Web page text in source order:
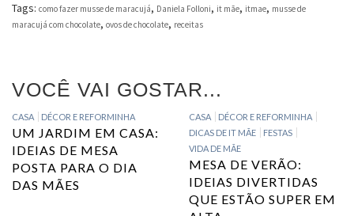
Tags: como fazer musse de maracujá, Daniela Folloni, it mãe, itmae, musse de
maracujá com chocolate, ovos de chocolate, receitas
VOCÊ VAI GOSTAR...
CASA DÉCOR E REFORMINHA
UM JARDIM EM CASA:
IDEIAS DE MESA
POSTA PARA O DIA
DAS MÃES
CASA
DÉCOR E REFORMINHA
DICAS DE IT MÃE
FESTAS
VIDA DE MÃE
MESA DE VERÃO:
IDEIAS DIVERTIDAS
QUE ESTÃO SUPER EM